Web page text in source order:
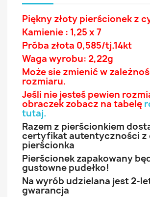
Piękny złoty pierścionek z
Kamienie : 1,25 x 7
Próba złota 0,585/tj.14kt
Waga wyrobu: 2,22g
Może sie zmienić w
rozmiaru.
Jeśli nie jesteś pewien
obraczek zobacz na tabelę
tutaj.
Razem z pierścionkiem
certyfikat autentyczności z
pierścionka
Pierścionek zapakowany
gustowne pudełko!
Na wyrób udzielana jest 2-
gwarancja